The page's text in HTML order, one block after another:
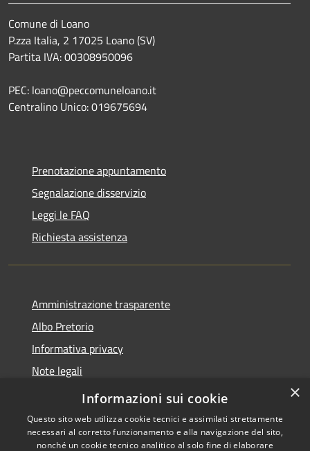
Comune di Loano
P.zza Italia, 2 17025 Loano (SV)
Partita IVA: 00308950096
PEC: loano@peccomuneloano.it
Centralino Unico: 019675694
Prenotazione appuntamento
Segnalazione disservizio
Leggi le FAQ
Richiesta assistenza
Amministrazione trasparente
Albo Pretorio
Informativa privacy
Note legali
Dichiarazione di accessibilità
×
Informazioni sui cookie
Questo sito web utilizza cookie tecnici e assimilati strettamente
necessari al corretto funzionamento e alla navigazione del sito,
nonché un cookie tecnico analitico al solo fine di elaborare